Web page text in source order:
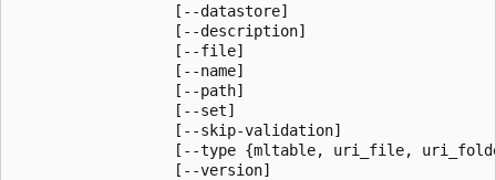
                  [--datastore]
                  [--description]
                  [--file]
                  [--name]
                  [--path]
                  [--set]
                  [--skip-validation]
[--type {mltable, uri_file,
                  [--version]